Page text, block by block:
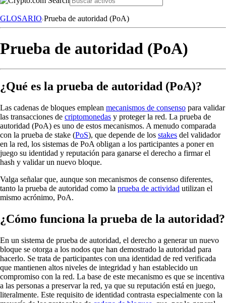
GLOSARIO Prueba de autoridad (PoA)
Prueba de autoridad (PoA)
¿Qué es la prueba de autoridad (PoA)?
Las cadenas de bloques emplean mecanismos de consenso para validar
las transacciones de criptomonedas y proteger la red. La prueba de
autoridad (PoA) es uno de estos mecanismos. A menudo comparada
con la prueba de stake (PoS), que depende de los stakes del validador
en la red, los sistemas de PoA obligan a los participantes a poner en
juego su identidad y reputación para ganarse el derecho a firmar el
hash y validar un nuevo bloque.
Valga señalar que, aunque son mecanismos de consenso diferentes,
tanto la prueba de autoridad como la prueba de actividad utilizan el
mismo acrónimo, PoA.
¿Cómo funciona la prueba de la autoridad?
En un sistema de prueba de autoridad, el derecho a generar un nuevo
bloque se otorga a los nodos que han demostrado la autoridad para
hacerlo. Se trata de participantes con una identidad de red verificada
que mantienen altos niveles de integridad y han establecido un
compromiso con la red. La base de este mecanismo es que se incentiva
a las personas a preservar la red, ya que su reputación está en juego,
literalmente. Este requisito de identidad contrasta especialmente con la